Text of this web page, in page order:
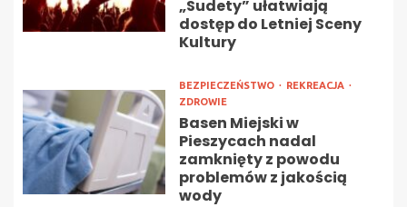
„Sudety” ułatwiają
dostęp do Letniej Sceny
Kultury
BEZPIECZEŃSTWO
REKREACJA
ZDROWIE
Basen Miejski w
Pieszycach nadal
zamknięty z powodu
problemów z jakością
wody